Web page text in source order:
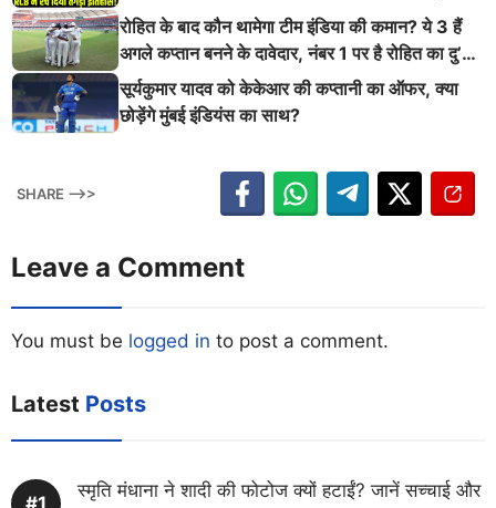
इतिहास
रोहित के बाद कौन थामेगा टीम इंडिया की कमान? ये 3 हैं
अगले कप्तान बनने के दावेदार, नंबर 1 पर है रोहित का दु’
श्मन
सूर्यकुमार यादव को केकेआर की कप्तानी का ऑफर, क्या
छोड़ेंगे मुंबई इंडियंस का साथ?
SHARE -->>
Leave a Comment
You must be logged in to post a comment.
Latest Posts
स्मृति मंधाना ने शादी की फोटोज क्यों हटाईं? जानें सच्चाई और